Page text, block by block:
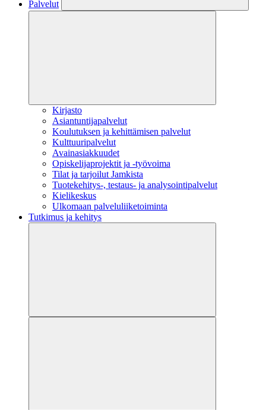
Palvelut
Kirjasto
Asiantuntijapalvelut
Koulutuksen ja kehittämisen palvelut
Kulttuuripalvelut
Avainasiakkuudet
Opiskelijaprojektit​ ja -työvoima
Tilat ja tarjoilut Jamkista
Tuotekehitys-, testaus- ja analysointipalvelut
Kielikeskus
Ulkomaan palveluliiketoiminta
Tutkimus ja kehitys